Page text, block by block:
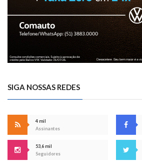
SIGA NOSSAS REDES
4 mil
Assinantes
53,6 mil
Seguidores